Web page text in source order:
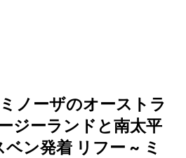
ノーザのオーストラ
ジーランドと南太平
ン発着 リフー ~ ミ